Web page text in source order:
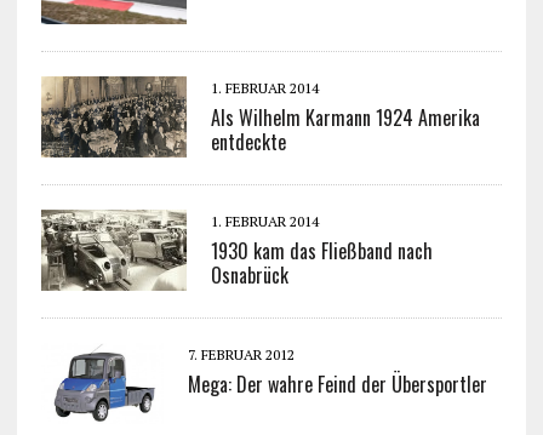
1. FEBRUAR 2014
Als Wilhelm Karmann 1924 Amerika
entdeckte
1. FEBRUAR 2014
1930 kam das Fließband nach
Osnabrück
7. FEBRUAR 2012
Mega: Der wahre Feind der Übersportler